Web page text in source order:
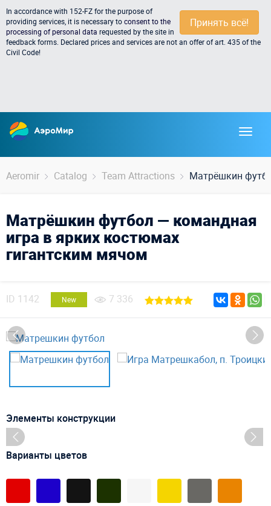
Принять всё!
In accordance with 152-FZ for the purpose of
providing services, it is necessary toconsent to the
processing of personal data requested by the site in
feedback forms. Declared prices and services are not an offer of art. 435 of the
Civil Code!
Aeromir Catalog Team Attractions Матрёшкин
Матрёшкин футбол — командная
игра в ярких костюмах
гигантским мячом
ID 1142 New 7 336
Элементы конструкции
Варианты цветов